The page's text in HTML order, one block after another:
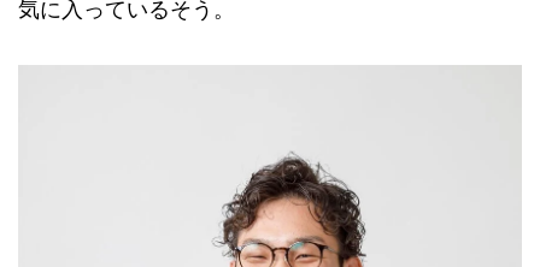
気に入っているそう。